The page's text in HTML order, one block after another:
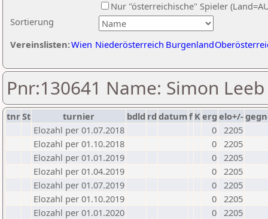
Sortierung
Nur "österreichische" Spieler
Vereinslisten:Wien Niederösterreich Burgenland
Pnr:130641 Name: Simon Leeb
tnrSt turnier bdld rd datumf Kerg elo+/-
Elozahl per 01.07.2018
0 2205
Elozahl per 01.10.2018
0 2205
Elozahl per 01.01.2019
0 2205
Elozahl per 01.04.2019
0 2205
Elozahl per 01.07.2019
0 2205
Elozahl per 01.10.2019
0 2205
Elozahl per 01.01.2020
0 2205